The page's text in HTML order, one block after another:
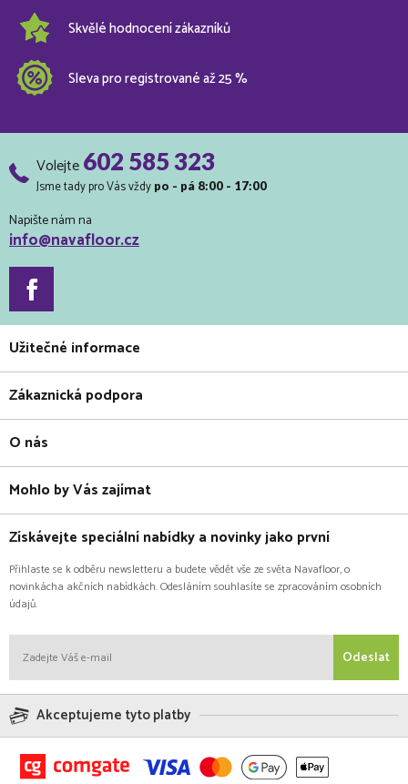
Skvělé hodnocení zákazníků
Sleva pro registrované až 25 %
Volejte602 585 323
Jsme tady pro Vás vždy po - pá 8:00 - 17:00
Napište nám na
info@navafloor.cz
Užitečné informace
Zákaznická podpora
O nás
Mohlo by Vás zajímat
Získávejte speciální nabídky a novinky jako první
Přihlaste se k odběru newsletteru a budete vědět vše ze světa Navafloor, o
novinkácha akčních nabídkách. Odesláním souhlasíte se zpracováním osobních
údajů.
Odeslat
Akceptujeme tyto platby